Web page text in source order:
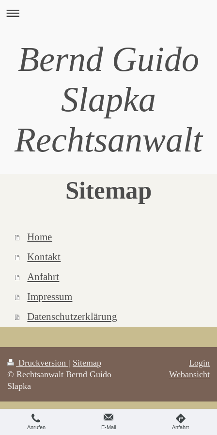
Bernd Guido
Slapka
Rechtsanwalt
Sitemap
Home
Kontakt
Anfahrt
Impressum
Datenschutzerklärung
Druckversion | Sitemap
© Rechtsanwalt Bernd Guido
Slapka
Login
Webansicht
Anrufen E-Mail Anfahrt